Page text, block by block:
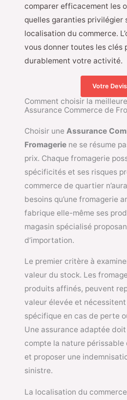
comparer efficacement les
quelles garanties privilégier
localisation du commerce.
vous donner toutes les clés
durablement votre activité.
Votre Devis
Comment choisir la
Assurance Commerce de
Choisir une Assurance
Fromagerie ne se résume
prix. Chaque fromagerie
spécificités et ses risques
commerce de quartier
besoins qu’une fromagerie
fabrique elle-même ses
magasin spécialisé
d’importation.
Le premier critère à
valeur du stock. Les
produits affinés, peuvent
valeur élevée et
spécifique en cas de perte
Une assurance adaptée
compte la nature périssable
et proposer une
sinistre.
La localisation du